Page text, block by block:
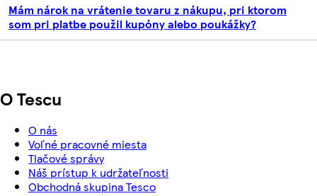
Mám nárok na vrátenie tovaru z nákupu, pri ktorom
som pri platbe použil kupóny alebo poukážky?
O Tescu
O nás
Voľné pracovné miesta
Tlačové správy
Náš prístup k udržateľnosti
Obchodná skupina Tesco